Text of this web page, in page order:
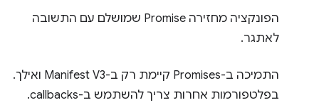
הפונקציה מחזירה Promise שמושלם עם התשובה
לאתגר.
התמיכה ב-Promises קיימת רק ב-Manifest V3 ואילך.
בפלטפורמות אחרות צריך להשתמש ב-callbacks.